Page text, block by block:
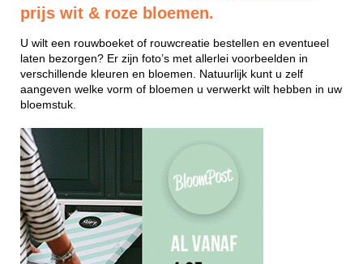
prijs wit & roze bloemen.
U wilt een rouwboeket of rouwcreatie bestellen en eventueel
laten bezorgen? Er zijn foto’s met allerlei voorbeelden in
verschillende kleuren en bloemen. Natuurlijk kunt u zelf
aangeven welke vorm of bloemen u verwerkt wilt hebben in uw
bloemstuk.